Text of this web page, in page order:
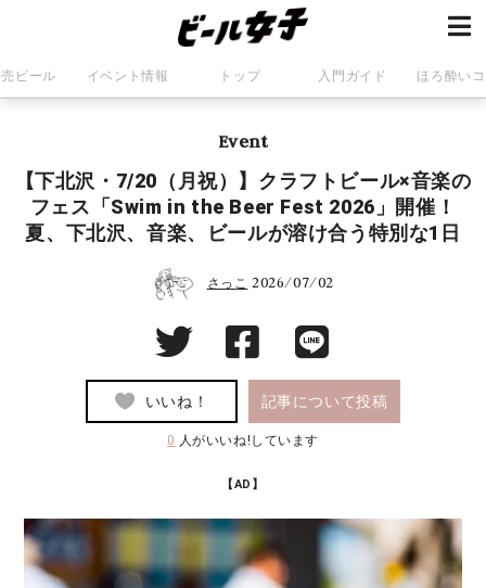
ビール イベント情報 トップ 入門ガイド ほろ酔い
Event
【下北沢・7/20（月祝）】クラフトビール×音楽の
フェス「Swim in the Beer Fest 2026」開催！
夏、下北沢、音楽、ビールが溶け合う特別な1日
さっこ 2026/07/02
いいね！ 記事について投稿
0 人がいいね!しています
【AD】